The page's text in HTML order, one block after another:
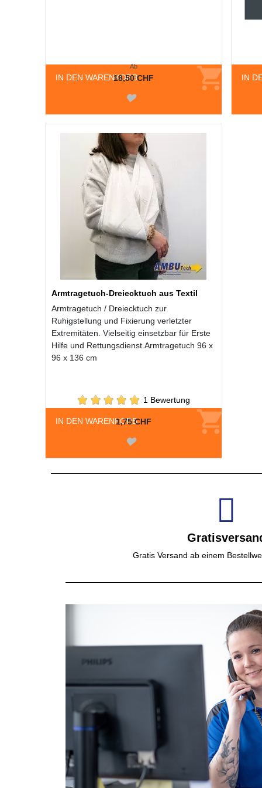
IN DEN WARENKORB
Ab
18,50 CHF IN
Armtragetuch-Dreiecktuch aus Textil
Armtragetuch / Dreiecktuch zur
Ruhigstellung und Fixierung verletzter
Extremitäten. Vielseitig einsetzbar für Erste
Hilfe und Rettungsdienst.Armtragetuch 96 x
96 x 136 cm
IN DEN WARENKORB
1,75 CHF
1 Bewertung
Gratis Versand ab einem